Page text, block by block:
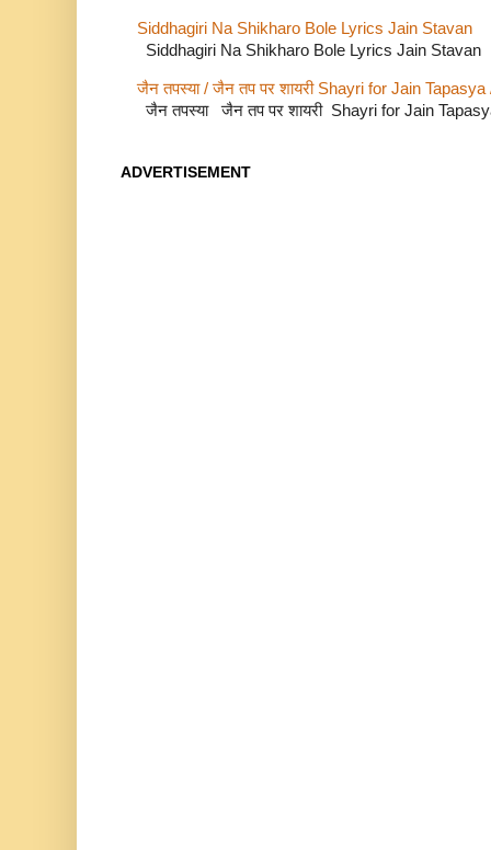
Siddhagiri Na Shikharo Bole Lyrics Jain Stavan
Siddhagiri Na Shikharo Bole Lyrics Jain Stavan
जैन तपस्या / जैन तप पर शायरी Shayri for Jain Tapasya
जैन तपस्या जैन तप पर शायरी Shayri for Jain
ADVERTISEMENT